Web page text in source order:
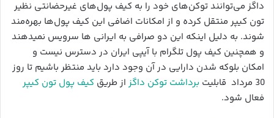
داگز می‌توانند توکن‌های خود را به کیف پول‌های غیرحضانتی نظیر
تون کیپر منتقل کرده و از امکانات اضافی این کیف پول‌ها بهره‌مند
شوند. به دلیل اینکه این دو صرافی به ایرانی ها سرویس نمیدهند
و همچنین کیف پول تلگرام با آیپی ایران در دسترس نیست و
امکان بلوکه شدن دارایی در آن وجود دارد باید منتظر باشیم تا روز
30 مرداد قابلیت
برداشت توکن داگز از طریق کیف پول تون کیپر
فعال شود.